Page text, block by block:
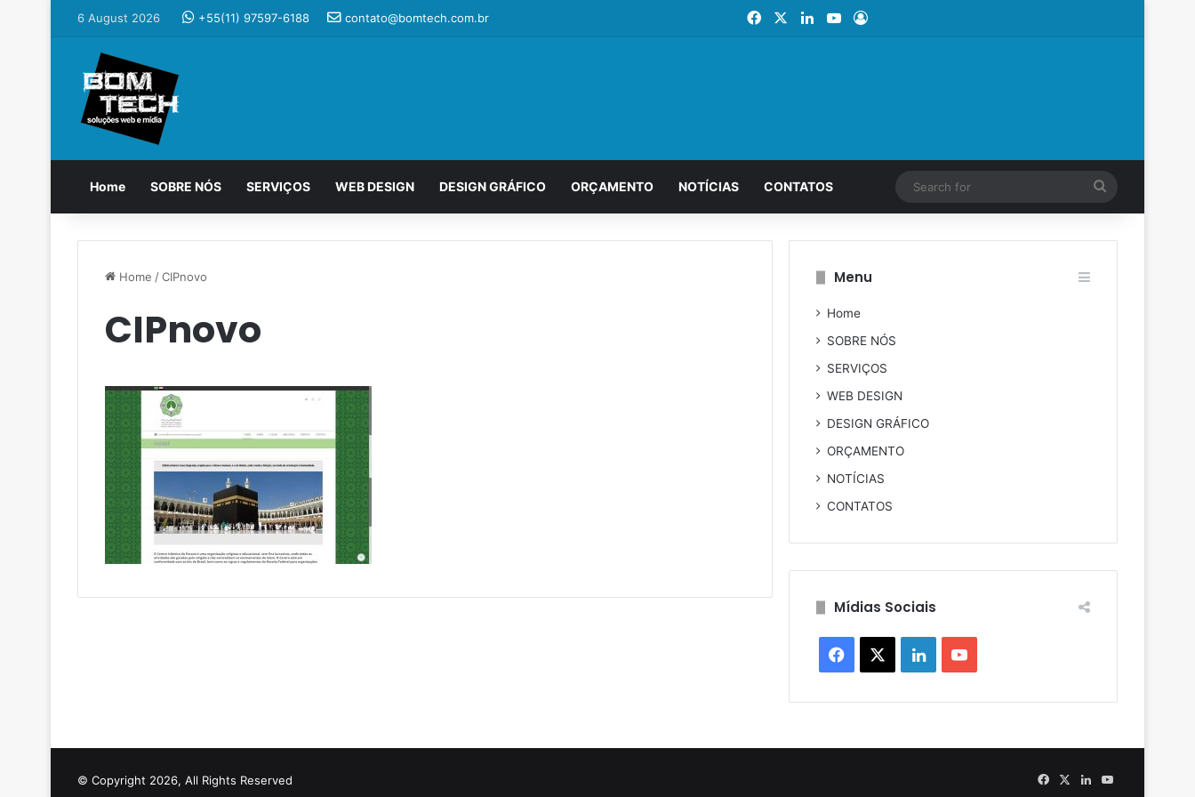
6 August 2026 +55(11) 97597-6188 contato@bomtech.com.br FacebookLinkedIn
YouTube
Log In
Home SOBRE NÓS SERVIÇOS WEB DESIGN DESIGN GRÁFICO ORÇAMENTO NOTÍCIAS CONTATOS
for
Home /CIPnovo
CIPnovo
Menu
Home
SOBRE NÓS
SERVIÇOS
WEB DESIGN
DESIGN GRÁFICO
ORÇAMENTO
NOTÍCIAS
CONTATOS
Mídias Sociais
Facebook LinkedInYouTube
© Copyright 2026, All Rights Reserved Facebook
X LinkedInYouTube